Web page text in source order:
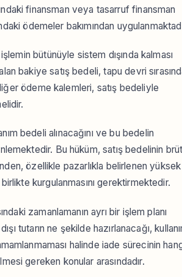
finansman veya tasarruf finansman
ödemeler bakımından
bütünüyle sistem dışında kalması
bakiye satış bedeli, tapu devri
ödeme kalemleri, satış bedeliyle
bedeli alınacağını ve bu bedelin
Bu hüküm, satış bedelinin
özellikle pazarlıkla belirlenen yüksek
kurgulanmasını gerektirmektedir.
zamanlamanın ayrı bir işlem planı
tutarın ne şekilde hazırlanacağı,
halinde iade sürecinin
gereken konular arasındadır.